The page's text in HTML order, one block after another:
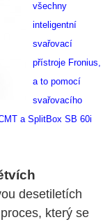
všechny
inteligentní
svařovací
přístroje Fronius,
a to pomocí
svařovacího
a SplitBox SB 60i
desetiletích
který se